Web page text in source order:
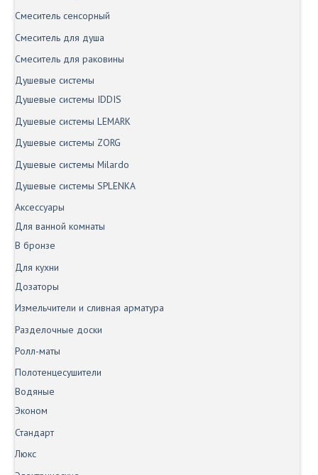
Смеситель сенсорный
Смеситель для душа
Смеситель для раковины
Душевые системы
Душевые системы IDDIS
Душевые системы LEMARK
Душевые системы ZORG
Душевые системы Milardo
Душевые системы SPLENKA
Аксессуары
Для ванной комнаты
В бронзе
Для кухни
Дозаторы
Измельчители и сливная арматура
Разделочные доски
Ролл-маты
Полотенцесушители
Водяные
Эконом
Стандарт
Люкс